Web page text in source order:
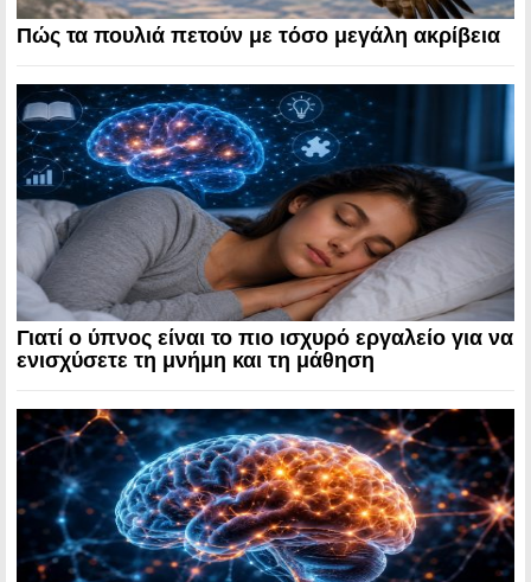
Πώς τα πουλιά πετούν με τόσο μεγάλη ακρίβεια
Γιατί ο ύπνος είναι το πιο ισχυρό εργαλείο για να
ενισχύσετε τη μνήμη και τη μάθηση